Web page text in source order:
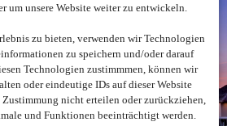
um unsere Website weiter zu entwickeln.
zu bieten, verwenden wir Technologien
zu speichern und/oder darauf
Technologien zustimmmen, können wir
oder eindeutige IDs auf dieser Website
nicht erteilen oder zurückziehen,
und Funktionen beeinträchtigt werden.
fündig
Sie gerne!